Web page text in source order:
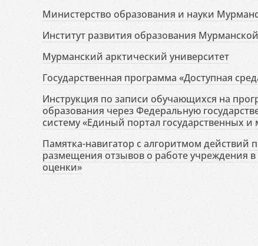
Министерство образования и науки
Институт развития образования
Мурманский арктический университет
Государственная программа «Доступная
Инструкция по записи обучающихся на
образования через Федеральную
систему «Единый портал государственных и
Памятка-навигатор с алгоритмом действий
размещения отзывов о работе учреждения
оценки»